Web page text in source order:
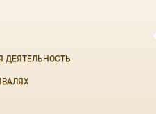
ДЕЯТЕЛЬНОСТЬ